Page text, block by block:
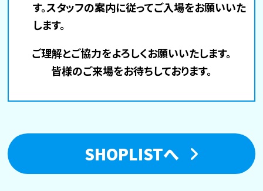
す。スタッフの案内に従ってご入場をお願いいた
します。
ご理解とご協力をよろしくお願いいたします。
皆様のご来場をお待ちしております。
SHOPLISTへ